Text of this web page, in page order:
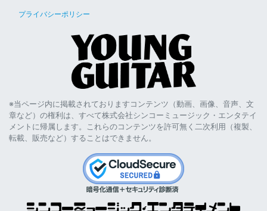
プライバシーポリシー
※当ページ内に掲載されておりますコンテンツ（動画、画像、音声、文
章など）の権利は、すべて株式会社シンコーミュージック・エンタテイ
メントに帰属します。これらのコンテンツを許可無く二次利用（複製、
転載、販売など）することはできません。